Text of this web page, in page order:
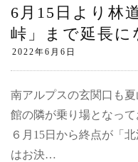
6月15日より林
峠」まで延長に
南アルプスの玄関口も
館の隣が乗り場となっ
６月15日から終点が「
はお決…